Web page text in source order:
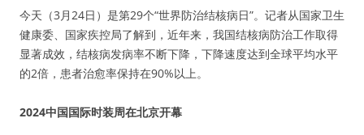
今天（3月24日）是第29个“世界防治结核病日”。记者从国家卫生
健康委、国家疾控局了解到，近年来，我国结核病防治工作取得
显著成效，结核病发病率不断下降，下降速度达到全球平均水平
的2倍，患者治愈率保持在90%以上。
2024中国国际时装周在北京开幕